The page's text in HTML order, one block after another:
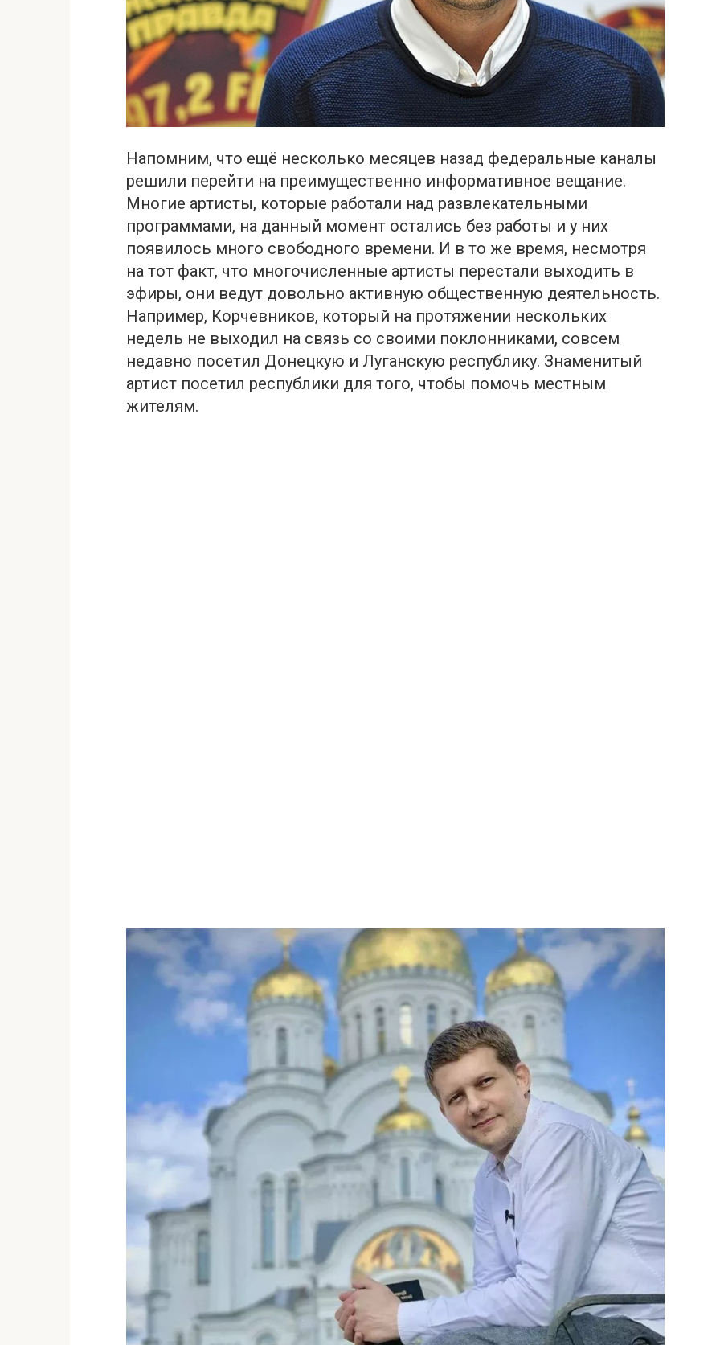
Напомним, что ещё несколько месяцев назад федеральные каналы
решили перейти на преимущественно информативное вещание.
Многие артисты, которые работали над развлекательными
программами, на данный момент остались без работы и у них
появилось много свободного времени. И в то же время, несмотря
на тот факт, что многочисленные артисты перестали выходить в
эфиры, они ведут довольно активную общественную деятельность.
Например, Корчевников, который на протяжении нескольких
недель не выходил на связь со своими поклонниками, совсем
недавно посетил Донецкую и Луганскую республику. Знаменитый
артист посетил республики для того, чтобы помочь местным
жителям.